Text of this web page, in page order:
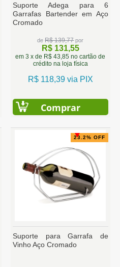
Suporte Adega para 6
Garrafas Bartender em Aço
Cromado
deR$ 139,77por
R$ 131,55
em 3 x de R$ 43,85 no cartão de
crédito na loja física
R$ 118,39 via PIX
Comprar
23.2% OFF
Suporte para Garrafa de
Vinho Aço Cromado